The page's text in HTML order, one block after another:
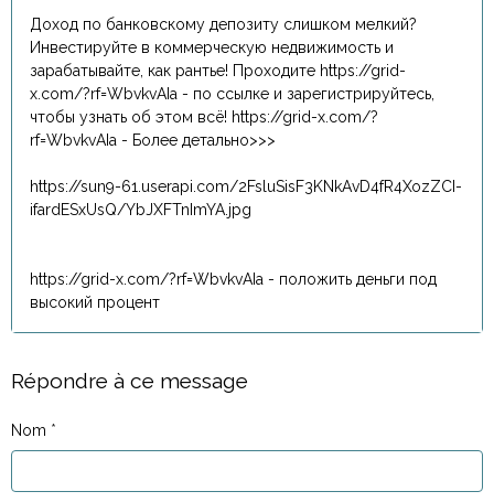
Доход по банковскому депозиту слишком мелкий?
Инвестируйте в коммерческую недвижимость и
зарабатывайте, как рантье! Проходите https://grid-
x.com/?rf=WbvkvAIa - по ссылке и зарегистрируйтесь,
чтобы узнать об этом всё! https://grid-x.com/?
rf=WbvkvAIa - Более детально>>>
https://sun9-61.userapi.com/2FsluSisF3KNkAvD4fR4XozZCI-
ifardESxUsQ/YbJXFTnImYA.jpg
https://grid-x.com/?rf=WbvkvAIa - положить деньги под
высокий процент
Répondre à ce message
Nom